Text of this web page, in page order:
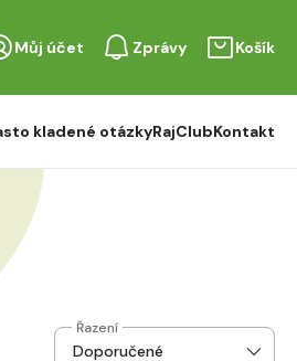
Můj účet Zprávy Košík
kladené otázkyRajClubKontakt
Řazení